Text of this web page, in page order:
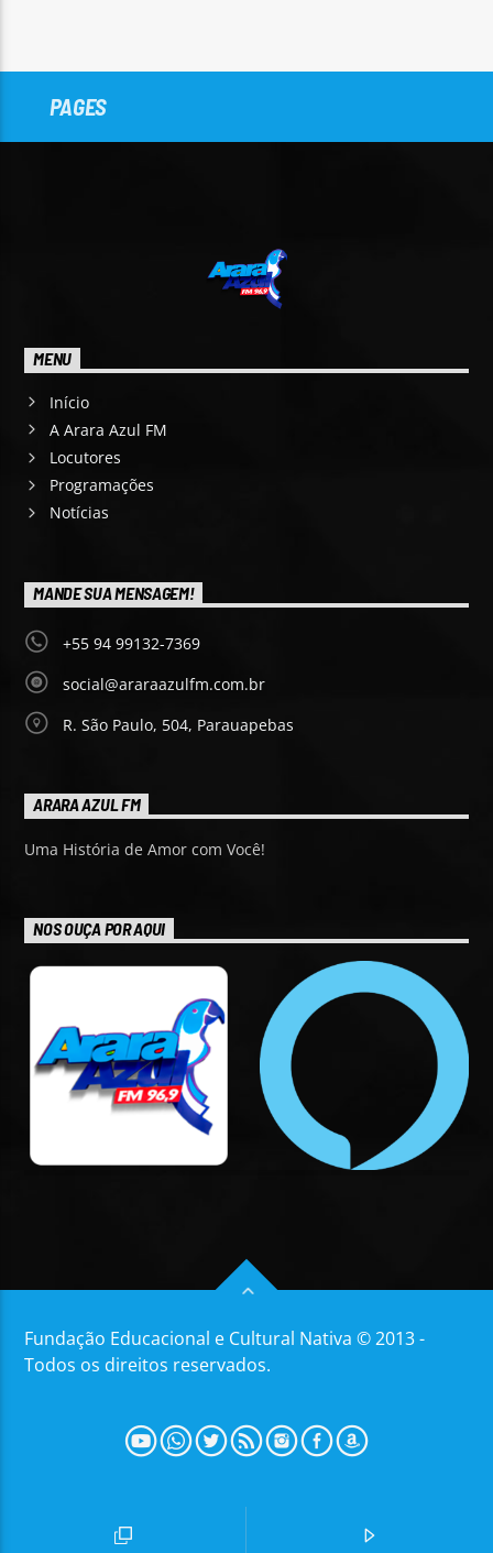
PAGES
MENU
Início
A Arara Azul FM
Locutores
Programações
Notícias
MANDE SUA MENSAGEM!
+55 94 99132-7369
social@araraazulfm.com.br
R. São Paulo, 504, Parauapebas
ARARA AZUL FM
Uma História de Amor com Você!
NOS OUÇA POR AQUI
Fundação Educacional e Cultural Nativa © 2013 -
Todos os direitos reservados.